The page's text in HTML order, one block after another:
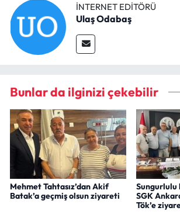
İNTERNET EDITÖRÜ
Ulaş Odabaş
Bunlar da ilginizi çekebilir
Mehmet Tahtasız’dan Akif
Batak’a geçmiş olsun ziyareti
Sungurlulu
SGK
Tök’e
Yemek Tarifleri
Yerel Haberler